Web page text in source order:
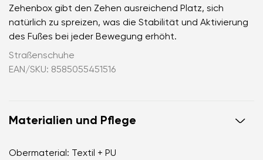
Zehenbox gibt den Zehen ausreichend Platz, sich
natürlich zu spreizen, was die Stabilität und Aktivierung
des Fußes bei jeder Bewegung erhöht.
Straßenschuhe
EAN/SKU: 8585055451516
Materialien und Pflege
Obermaterial: Textil + PU